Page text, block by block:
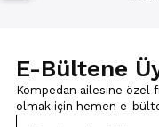
E-Bültene
Kompedan ailesine özel
olmak için hemen e-